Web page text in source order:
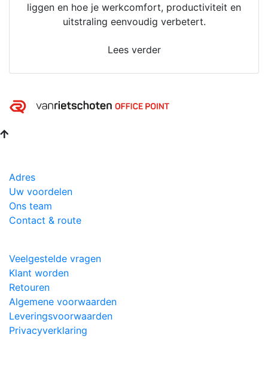
liggen en hoe je werkcomfort, productiviteit en
uitstraling eenvoudig verbetert.
Lees verder
Adres
Uw voordelen
Ons team
Contact & route
Veelgestelde vragen
Klant worden
Retouren
Algemene voorwaarden
Leveringsvoorwaarden
Privacyverklaring